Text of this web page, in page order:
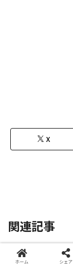
X
関連記事
学び・豆知識
ホーム シェア